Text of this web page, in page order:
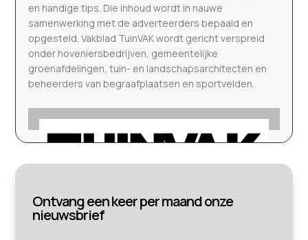
en handige tips. Die inhoud wordt in nauwe
samenwerking met de adverteerders bepaald en
opgesteld. Vakblad TuinVAK wordt gericht verspreid
onder hoveniersbedrijven, gemeentelijke
groenafdelingen, tuin- en landschapsarchitecten en
beheerders van begraafplaatsen en sportvelden.
Ontvang een keer per maand onze
nieuwsbrief